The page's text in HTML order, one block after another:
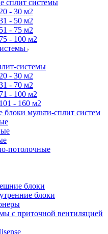
сплит системы
- 30 м2
- 50 м2
- 75 м2
- 100 м2
системы
- 30 м2
- 70 м2
- 100 м2
- 160 м2
мульти-сплит систем
потолочные
блоки
блоки
с приточной вентиляцией